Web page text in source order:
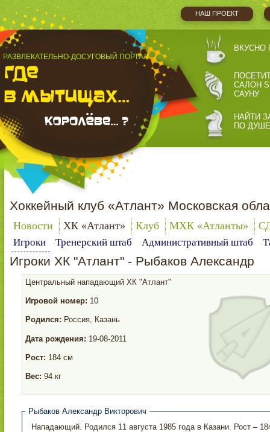
НАШ ПРОЕКТ
РАЗВЛЕКАТЕЛЬНО-ДОСУГОВЫЙ ПОРТАЛ
ВКУСНО
САЛОН
САУНУ
НАЙТИ
ПО ДУШЕ
Хоккейный клуб «Атлант» Московская
Новости ХК «Атлант»
Игроки Тренерский штаб Административный штаб
Клуб МХК «Атланты»
Игроки ХК "Атлант" - Рыбаков Александр
Центральный нападающий ХК "Атлант"
Игровой номер: 10
Родился: Россия, Казань
Дата рождения: 19-08-2011
Рост: 184 см
Вес: 94 кг
Рыбаков Александр Викторович
Нападающий. Родился 11 августа 1985 года в Казани. Рост –